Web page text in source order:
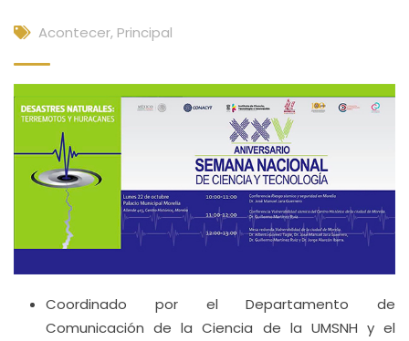
Acontecer, Principal
Coordinado por el Departamento de
Comunicación de la Ciencia de la UMSNH y el